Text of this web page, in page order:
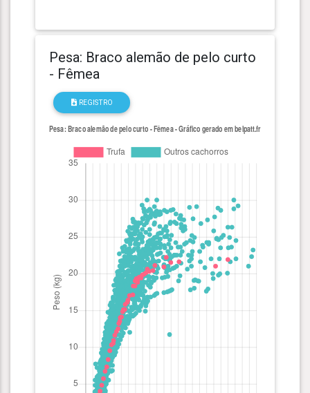
Pesa: Braco alemão de pelo curto
- Fêmea
REGISTRO